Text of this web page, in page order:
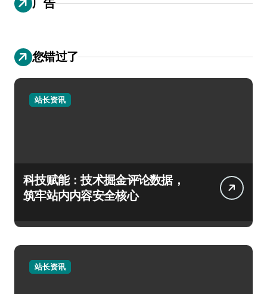
您错过了
站长资讯
科技赋能：技术掘金评论数据，
筑牢站内内容安全核心
站长资讯